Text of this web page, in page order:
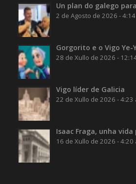
Un plan do galego
2 de Agosto de 2026 - 4:14
Gorgorito e o Vigo Ye-
28 de Xullo de 2026 -
Vigo líder de Galicia
22 de Xullo de 2026 - 4:23
Isaac Fraga, unha vida
16 de Xullo de 2026 - 4:20